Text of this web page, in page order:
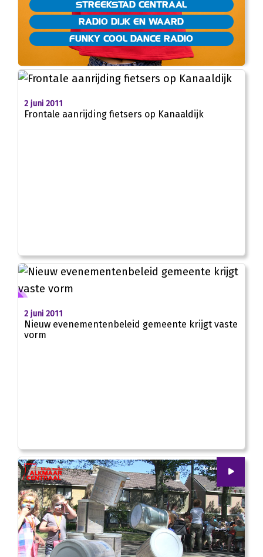
STREEKSTAD CENTRAAL
RADIO DIJK EN WAARD
FUNKY COOL DANCE RADIO
2 juni 2011
Frontale aanrijding fietsers op Kanaaldijk
2 juni 2011
Nieuw evenementenbeleid gemeente krijgt vaste
vorm
00 00